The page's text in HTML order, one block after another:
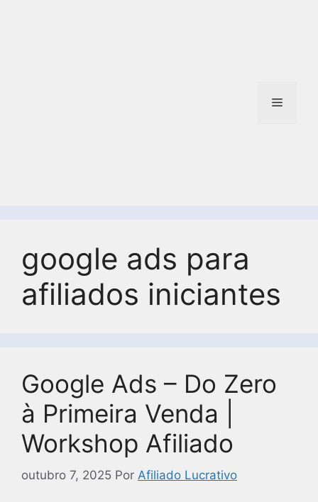
google ads para
afiliados iniciantes
Google Ads – Do Zero
à Primeira Venda |
Workshop Afiliado
outubro 7, 2025 Por Afiliado Lucrativo